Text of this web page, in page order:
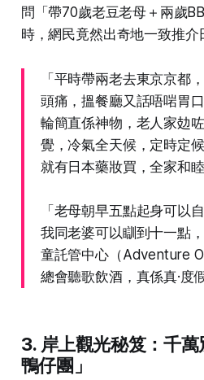
問「帶70歲老豆老母＋兩歲
時，網民竟然出奇地一致推介
「平時帶兩老去東京京都
頭痛，搵餐廳又話唔啱胃
輪簡直係神物，老人家攰
覺，冷氣全天候，定時定
就有日本藥妝買，全家和睦
「老母朝早五點起身可以
我同老婆可以瞓到十一點
童託管中心（Adventure
總會聽歌飲酒，真係真·度
3. 岸上觀光秘笈：千
鴨仔團」